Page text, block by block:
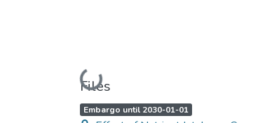
Loading...
Files
A
c
Embargo until 2030-01-01,